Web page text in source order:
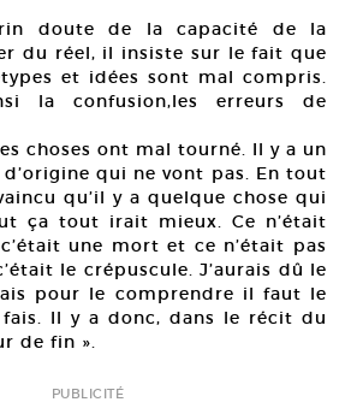
doute de la capacité de la
du réel, il insiste sur le fait que
et idées sont mal compris.
la confusion,les erreurs de
choses ont mal tourné. Il y a un
qui ne vont pas. En tout
qu’il y a quelque chose qui
ça tout irait mieux. Ce n’était
une mort et ce n’était pas
le crépuscule. J’aurais dû le
pour le comprendre il faut le
Il y a donc, dans le récit du
de fin ».
PUBLICITÉ